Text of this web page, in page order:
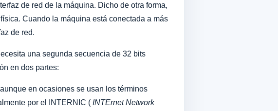
de red de la máquina. Dicho de otra forma,
Cuando la máquina está conectada a más
de red.
una segunda secuencia de 32 bits
en dos partes:
en ocasiones se usan los términos
por el INTERNIC ( INTErnet Network